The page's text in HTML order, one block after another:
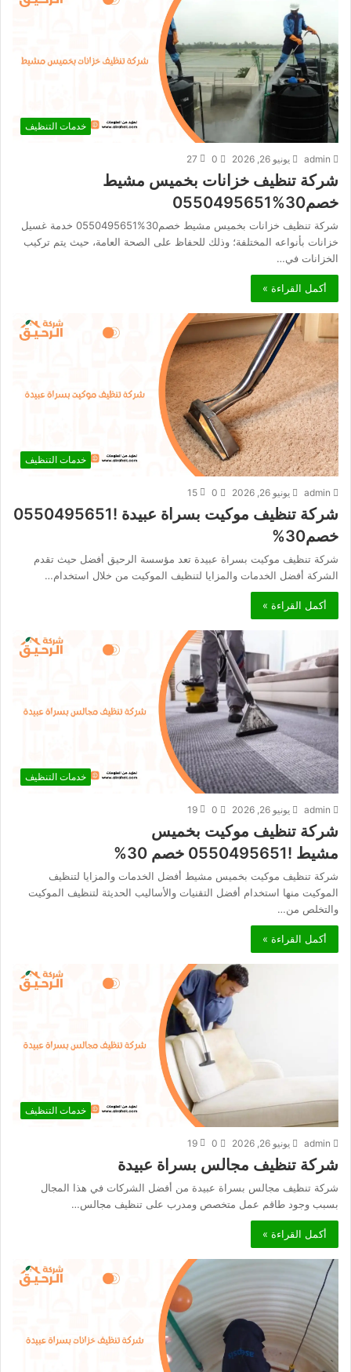
خدمات التنظيف
admin يونيو 26, 2026 0
27
شركة تنظيف خزانات بخميس مشيط
خصم30%0550495651
شركة تنظيف خزانات بخميس مشيط خصم30%0550495651 خدمة غسيل
خزانات بأنواعه المختلفة؛ وذلك للحفاظ على الصحة العامة، حيث يتم تركيب
الخزانات في…
أكمل القراءة »
خدمات التنظيف
admin يونيو 26, 2026 0
15
شركة تنظيف موكيت بسراة عبيدة !0550495651
خصم30%
شركة تنظيف موكيت بسراة عبيدة تعد مؤسسة الرحيق أفضل حيث تقدم
الشركة أفضل الخدمات والمزايا لتنظيف الموكيت من خلال استخدام…
أكمل القراءة »
خدمات التنظيف
admin يونيو 26, 2026 0
19
شركة تنظيف موكيت بخميس
مشيط !0550495651 خصم 30%
شركة تنظيف موكيت بخميس مشيط أفضل الخدمات والمزايا لتنظيف
الموكيت منها استخدام أفضل التقنيات والأساليب الحديثة لتنظيف الموكيت
والتخلص من…
أكمل القراءة »
خدمات التنظيف
admin يونيو 26, 2026 0
19
شركة تنظيف مجالس بسراة عبيدة
شركة تنظيف مجالس بسراة عبيدة من أفضل الشركات في هذا المجال
بسبب وجود طاقم عمل متخصص ومدرب على تنظيف مجالس…
أكمل القراءة »